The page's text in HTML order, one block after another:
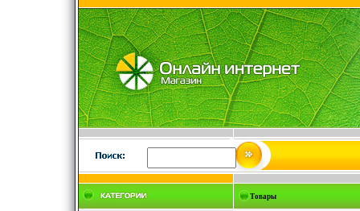
Товары